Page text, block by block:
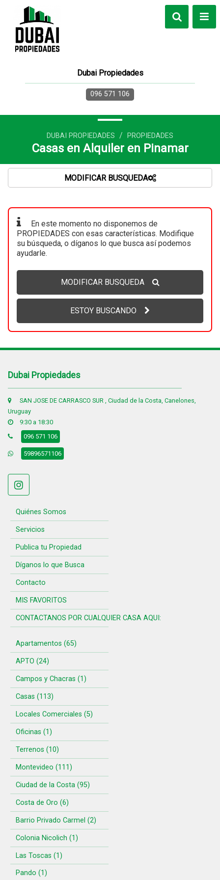
Dubai Propiedades
096 571 106
DUBAI PROPIEDADES / PROPIEDADES
Casas en Alquiler en Pinamar
MODIFICAR BUSQUEDA
En este momento no disponemos de
PROPIEDADES con esas características. Modifique
su búsqueda, o díganos lo que busca así podemos
ayudarle.
MODIFICAR BUSQUEDA
ESTOY BUSCANDO
Dubai Propiedades
SAN JOSE DE CARRASCO SUR , Ciudad de la Costa, Canelones,
Uruguay
9:30 a 18:30
096 571 106
59896571106
Quiénes Somos
Servicios
Publica tu Propiedad
Díganos lo que Busca
Contacto
MIS FAVORITOS
CONTACTANOS POR CUALQUIER CASA AQUI:
Apartamentos (65)
APTO (24)
Campos y Chacras (1)
Casas (113)
Locales Comerciales (5)
Oficinas (1)
Terrenos (10)
Montevideo (111)
Ciudad de la Costa (95)
Costa de Oro (6)
Barrio Privado Carmel (2)
Colonia Nicolich (1)
Las Toscas (1)
Pando (1)